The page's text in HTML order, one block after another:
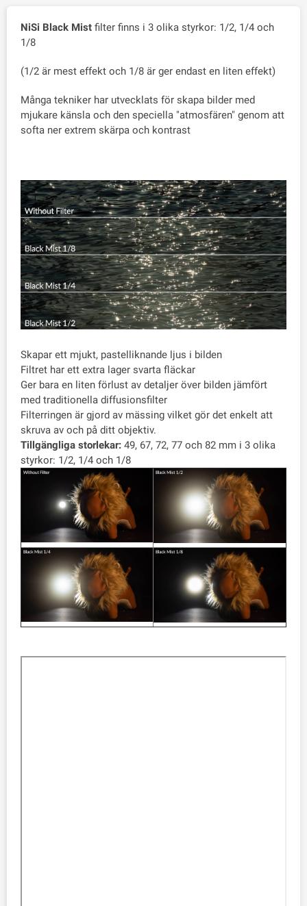
NiSi Black Mist filter finns i 3 olika styrkor: 1/2, 1/4 och
1/8
(1/2 är mest effekt och 1/8 är ger endast en liten effekt)
Många tekniker har utvecklats för skapa bilder med
mjukare känsla och den speciella "atmosfären" genom att
softa ner extrem skärpa och kontrast
Skapar ett mjukt, pastelliknande ljus i bilden
Filtret har ett extra lager svarta fläckar
Ger bara en liten förlust av detaljer över bilden jämfört
med traditionella diffusionsfilter
Filterringen är gjord av mässing vilket gör det enkelt att
skruva av och på ditt objektiv.
Tillgängliga storlekar: 49, 67, 72, 77 och 82 mm i 3 olika
styrkor: 1/2, 1/4 och 1/8